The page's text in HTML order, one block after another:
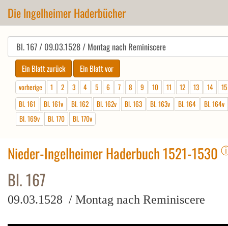
Die Ingelheimer Haderbücher
vorherige 1 2 3 4 5 6 7 8 9 10 11 12 13 14
15
Bl. 161
Bl. 161v Bl. 162 Bl. 162v Bl. 163 Bl. 163v Bl. 164
Bl. 164v
Bl. 169v
Bl. 170 Bl. 170v
Nieder-Ingelheimer Haderbuch 1521-1530
Bl. 167
09.03.1528 / Montag nach Reminiscere